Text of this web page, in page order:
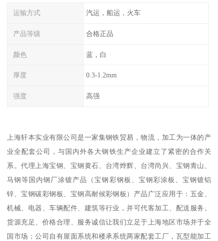
运输方式 汽运，船运，火车
产品等级 合格正品
颜色 蓝，白
厚度 0.3-1.2mm
强度 高强
上海轩本实业有限公司是一家集钢铁贸易，物流，加工为一体的产
业全配套公司，与国内外各大钢铁生产企业建立了紧密的合作关
系。代理上海宝钢、宝钢黄石、台湾烨辉、台湾尚兴、宝钢青山、
马钢等国内钢厂涂镀产品（宝钢彩钢板、宝钢彩涂板、宝钢镀铝
锌、宝钢碳彩钢板、宝钢高耐候彩钢板）产品广泛应用于：五金、
机械、电器、车辆配件、建筑等行业，并可代客加工、配送服务。
货源充足、价格合理、服务诚信让我们立足于上海地区市场并于全
国市场；公司自有屋面系统和楼承系统两家配套工厂，瓦型能加工